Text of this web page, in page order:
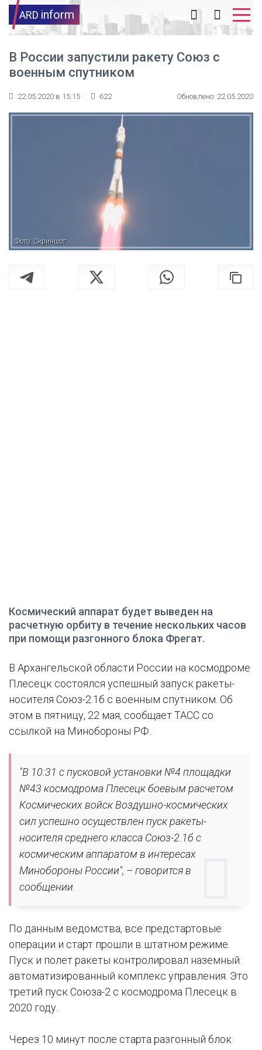
ARD inform
В России запустили ракету Союз с
военным спутником
22.05.2020 в 15:15 622 Обновлено: 22.05.2020
Фото: Скриншот
Космический аппарат будет выведен на
расчетную орбиту в течение нескольких часов
при помощи разгонного блока Фрегат.
В Архангельской области России на космодроме
Плесецк состоялся успешный запуск ракеты-
носителя Союз-2.1б с военным спутником. Об
этом в пятницу, 22 мая, сообщает ТАСС со
ссылкой на Минобороны РФ.
"В 10:31 с пусковой установки №4 площадки
№43 космодрома Плесецк боевым расчетом
Космических войск Воздушно-космических
сил успешно осуществлен пуск ракеты-
носителя среднего класса Союз-2.1б с
космическим аппаратом в интересах
Минобороны России", – говорится в
сообщении.
По данным ведомства, все предстартовые
операции и старт прошли в штатном режиме.
Пуск и полет ракеты контролировал наземный
автоматизированный комплекс управления. Это
третий пуск Союза-2 с космодрома Плесецк в
2020 году.
Через 10 минут после старта разгонный блок